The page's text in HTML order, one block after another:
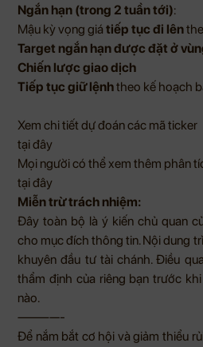
Ngắn hạn (trong 2 tuần tới):
Mậu kỳ vọng giá tiếp tục đi lên
Target ngắn hạn được đặt ở
Chiến lược giao dịch
Tiếp tục giữ lệnhtheo kế hoạch
Xem chi tiết dự đoán các mã ticker
tại đây
Mọi người có thể xem thêm phân
tại đây
Miễn trừ trách nhiệm:
Đây toàn bộ là ý kiến chủ quan
cho mục đích thông tin. Nội dung
khuyên đầu tư tài chánh. Điều
thẩm định của riêng bạn trước
nào.
————-
Để nắm bắt cơ hội và giảm thiểu